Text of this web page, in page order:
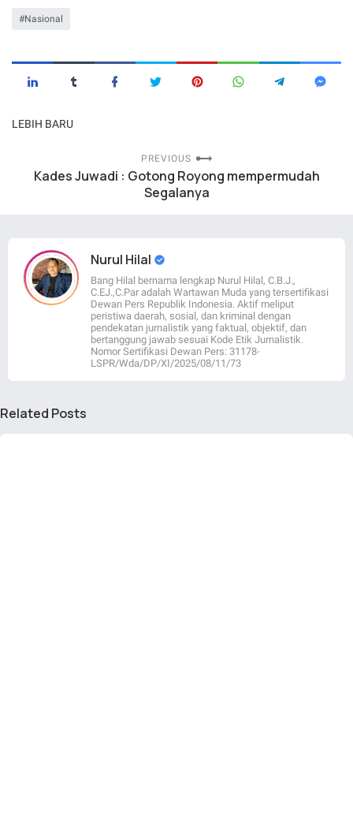
Nasional
LEBIH BARU
PREVIOUS
Kades Juwadi : Gotong Royong mempermudah
Segalanya
Nurul Hilal
Bang Hilal bernama lengkap Nurul Hilal, C.B.J.,
C.EJ.,C.Par adalah Wartawan Muda yang tersertifikasi
Dewan Pers Republik Indonesia. Aktif meliput
peristiwa daerah, sosial, dan kriminal dengan
pendekatan jurnalistik yang faktual, objektif, dan
bertanggung jawab sesuai Kode Etik Jurnalistik.
Nomor Sertifikasi Dewan Pers: 31178-
LSPR/Wda/DP/XI/2025/08/11/73
Related Posts